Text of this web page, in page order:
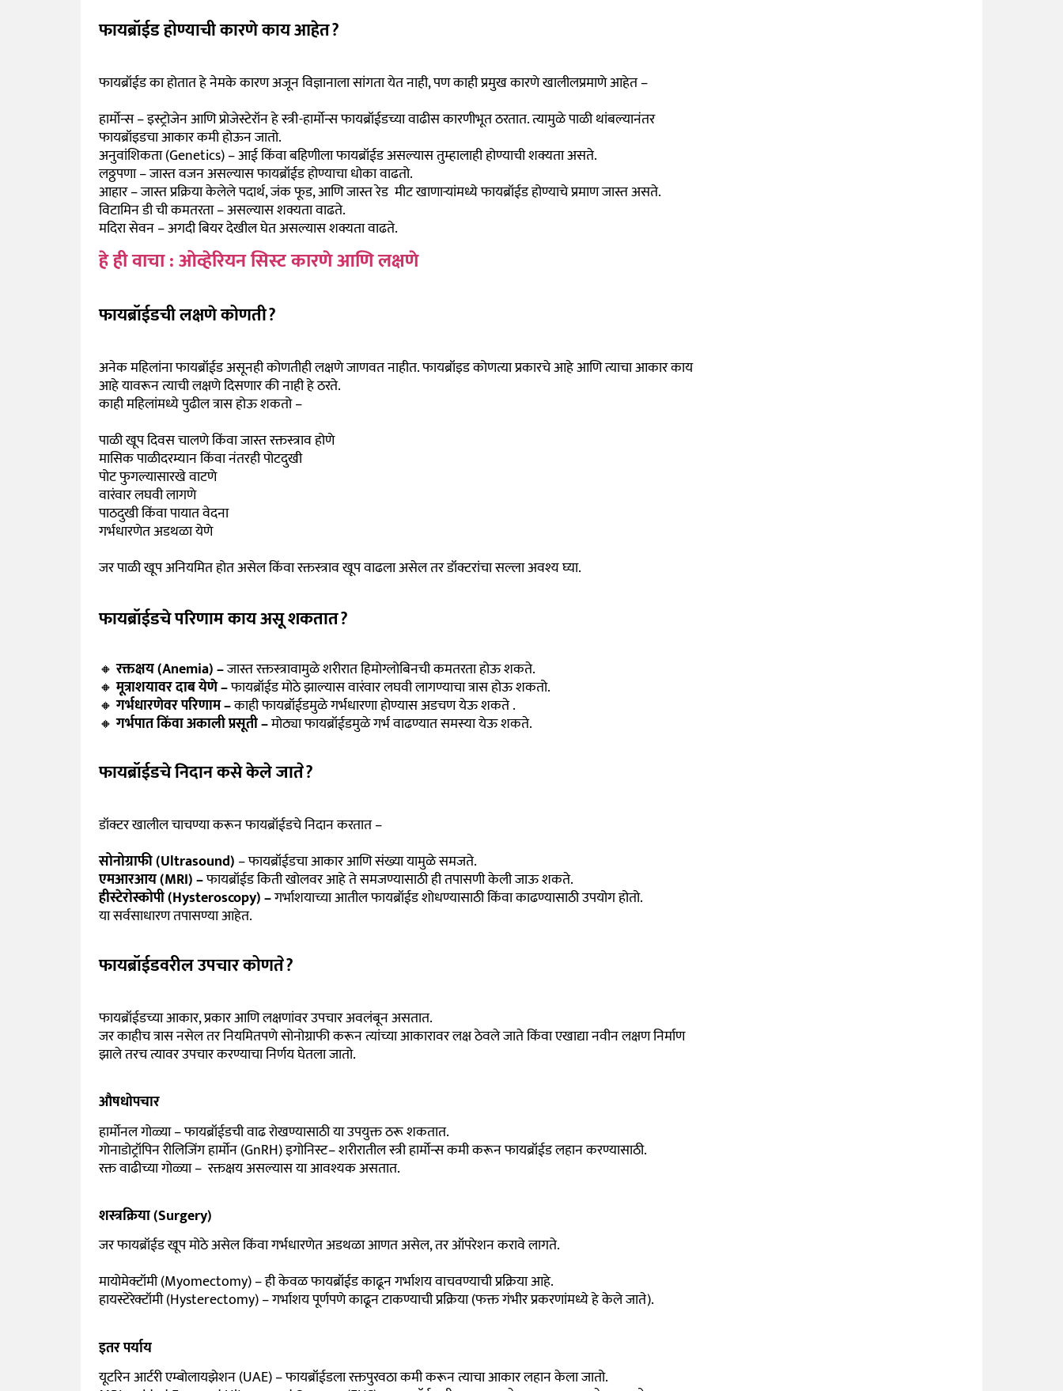
फायब्रॉईड होण्याची कारणे काय आहेत?
फायब्रॉईड का होतात हे नेमके कारण अजून विज्ञानाला सांगता येत नाही, पण काही प्रमुख कारणे खालीलप्रमाणे आहेत –
हार्मोन्स – इस्ट्रोजेन आणि प्रोजेस्टेरॉन हे स्त्री-हार्मोन्स फायब्रॉईडच्या वाढीस कारणीभूत ठरतात. त्यामुळे पाळी थांबल्यानंतर
फायब्रॉइडचा आकार कमी होऊन जातो.
अनुवांशिकता (Genetics) – आई किंवा बहिणीला फायब्रॉईड असल्यास तुम्हालाही होण्याची शक्यता असते.
लठ्ठपणा – जास्त वजन असल्यास फायब्रॉईड होण्याचा धोका वाढतो.
आहार – जास्त प्रक्रिया केलेले पदार्थ, जंक फूड, आणि जास्त रेड मीट खाणाऱ्यांमध्ये फायब्रॉईड होण्याचे प्रमाण जास्त असते.
विटामिन डी ची कमतरता – असल्यास शक्यता वाढते.
मदिरा सेवन – अगदी बियर देखील घेत असल्यास शक्यता वाढते.
हे ही वाचा : ओव्हेरियन सिस्ट कारणे आणि लक्षणे
फायब्रॉईडची लक्षणे कोणती?
अनेक महिलांना फायब्रॉईड असूनही कोणतीही लक्षणे जाणवत नाहीत. फायब्रॉइड कोणत्या प्रकारचे आहे आणि त्याचा आकार काय
आहे यावरून त्याची लक्षणे दिसणार की नाही हे ठरते.
काही महिलांमध्ये पुढील त्रास होऊ शकतो –
पाळी खूप दिवस चालणे किंवा जास्त रक्तस्त्राव होणे
मासिक पाळीदरम्यान किंवा नंतरही पोटदुखी
पोट फुगल्यासारखे वाटणे
वारंवार लघवी लागणे
पाठदुखी किंवा पायात वेदना
गर्भधारणेत अडथळा येणे
जर पाळी खूप अनियमित होत असेल किंवा रक्तस्त्राव खूप वाढला असेल तर डॉक्टरांचा सल्ला अवश्य घ्या.
फायब्रॉईडचे परिणाम काय असू शकतात?
🔸रक्तक्षय (Anemia) –जास्त रक्तस्त्रावामुळे शरीरात हिमोग्लोबिनची कमतरता होऊ शकते.
🔸मूत्राशयावर दाब येणे –फायब्रॉईड मोठे झाल्यास वारंवार लघवी लागण्याचा त्रास होऊ शकतो.
🔸गर्भधारणेवर परिणाम –काही फायब्रॉईडमुळे गर्भधारणा होण्यास अडचण येऊ शकते .
🔸 गर्भपात किंवा अकाली प्रसूती –मोठ्या फायब्रॉईडमुळे गर्भ वाढण्यात समस्या येऊ शकते.
फायब्रॉईडचे निदान कसे केले जाते?
डॉक्टर खालील चाचण्या करून फायब्रॉईडचे निदान करतात –
सोनोग्राफी (Ultrasound) – फायब्रॉईडचा आकार आणि संख्या यामुळे समजते.
एमआरआय (MRI) –फायब्रॉईड किती खोलवर आहे ते समजण्यासाठी ही तपासणी केली जाऊ शकते.
हीस्टेरोस्कोपी (Hysteroscopy) –गर्भाशयाच्या आतील फायब्रॉईड शोधण्यासाठी किंवा काढण्यासाठी उपयोग होतो.
या सर्वसाधारण तपासण्या आहेत.
फायब्रॉईडवरील उपचार कोणते?
फायब्रॉईडच्या आकार, प्रकार आणि लक्षणांवर उपचार अवलंबून असतात.
जर काहीच त्रास नसेल तर नियमितपणे सोनोग्राफी करून त्यांच्या आकारावर लक्ष ठेवले जाते किंवा एखाद्या नवीन लक्षण निर्माण
झाले तरच त्यावर उपचार करण्याचा निर्णय घेतला जातो.
औषधोपचार
हार्मोनल गोळ्या – फायब्रॉईडची वाढ रोखण्यासाठी या उपयुक्त ठरू शकतात.
गोनाडोट्रॉपिन रीलिजिंग हार्मोन (GnRH) इगोनिस्ट– शरीरातील स्त्री हार्मोन्स कमी करून फायब्रॉईड लहान करण्यासाठी.
रक्त वाढीच्या गोळ्या – रक्तक्षय असल्यास या आवश्यक असतात.
शस्त्रक्रिया (Surgery)
जर फायब्रॉईड खूप मोठे असेल किंवा गर्भधारणेत अडथळा आणत असेल, तर ऑपरेशन करावे लागते.
मायोमेक्टॉमी (Myomectomy) – ही केवळ फायब्रॉईड काढून गर्भाशय वाचवण्याची प्रक्रिया आहे.
हायस्टेरेक्टॉमी (Hysterectomy) – गर्भाशय पूर्णपणे काढून टाकण्याची प्रक्रिया (फक्त गंभीर प्रकरणांमध्ये हे केले जाते).
इतर पर्याय
यूटरिन आर्टरी एम्बोलायझेशन (UAE) – फायब्रॉईडला रक्तपुरवठा कमी करून त्याचा आकार लहान केला जातो.